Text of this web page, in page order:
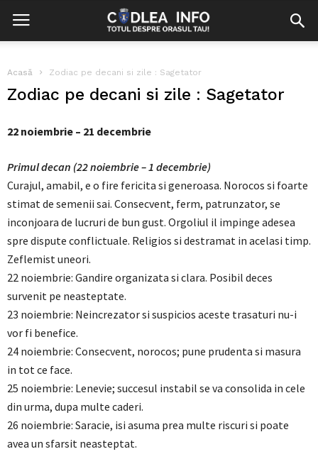
Acasă Zodiac pe decani si zile : Sagetator
Zodiac pe decani si zile : Sagetator
22 noiembrie – 21 decembrie
Primul decan (22 noiembrie – 1 decembrie)
Curajul, amabil, e o fire fericita si generoasa. Norocos si foarte
stimat de semenii sai. Consecvent, ferm, patrunzator, se
inconjoara de lucruri de bun gust. Orgoliul il impinge adesea
spre dispute conflictuale. Religios si destramat in acelasi timp.
Zeflemist uneori.
22 noiembrie: Gandire organizata si clara. Posibil deces
survenit pe neasteptate.
23 noiembrie: Neincrezator si suspicios aceste trasaturi nu-i
vor fi benefice.
24 noiembrie: Consecvent, norocos; pune prudenta si masura
in tot ce face.
25 noiembrie: Lenevie; succesul instabil se va consolida in cele
din urma, dupa multe caderi.
26 noiembrie: Saracie, isi asuma prea multe riscuri si poate
avea un sfarsit neasteptat.